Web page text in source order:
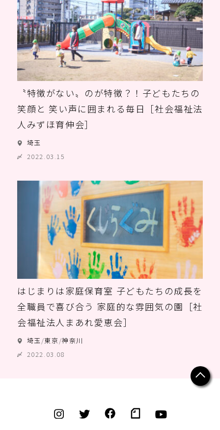
〝特徴がない〟のが特徴？！子どもたちの
笑顔と 笑い声に囲まれる毎日［社会福祉法
人みずほ育伸会］
埼玉
2022.03.15
はじまりは家庭保育室 子どもたちの成長を
全職員で喜び合う 家庭的な雰囲気の園［社
会福祉法人まあれ愛恵会］
埼玉/東京 /神奈川
2022.03.08